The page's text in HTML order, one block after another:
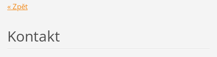
« Zpět
Kontakt